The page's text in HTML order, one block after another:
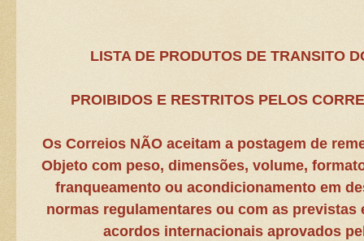
LISTA DE PRODUTOS DE TRANSITO
PROIBIDOS E RESTRITOS PELOS
Os Correios NÃO aceitam a postagem de
Objeto com peso, dimensões, volume,
franqueamento ou acondicionamento em
normas regulamentares ou com as previstas
acordos internacionais aprovados